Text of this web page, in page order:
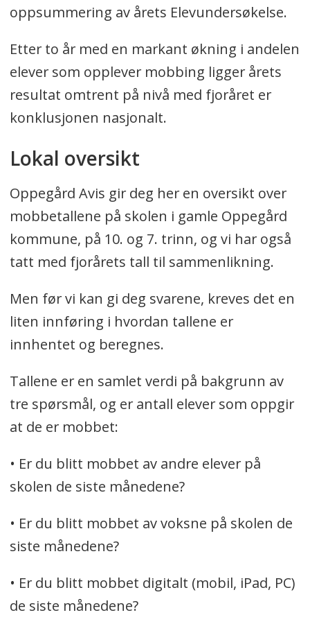
oppsummering av årets Elevundersøkelse.
Etter to år med en markant økning i andelen
elever som opplever mobbing ligger årets
resultat omtrent på nivå med fjoråret er
konklusjonen nasjonalt.
Lokal oversikt
Oppegård Avis gir deg her en oversikt over
mobbetallene på skolen i gamle Oppegård
kommune, på 10. og 7. trinn, og vi har også
tatt med fjorårets tall til sammenlikning.
Men før vi kan gi deg svarene, kreves det en
liten innføring i hvordan tallene er
innhentet og beregnes.
Tallene er en samlet verdi på bakgrunn av
tre spørsmål, og er antall elever som oppgir
at de er mobbet:
• Er du blitt mobbet av andre elever på
skolen de siste månedene?
• Er du blitt mobbet av voksne på skolen de
siste månedene?
• Er du blitt mobbet digitalt (mobil, iPad, PC)
de siste månedene?